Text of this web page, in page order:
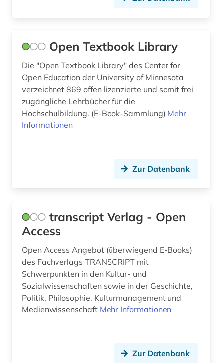
geschichtswissenschaft (4)
gesellschaft (2)
gesetzestexte (1)
gesundheitswesen (2)
gewalt (1)
gewalttätigkeit (1)
goethe, johann wolfgang von | schriftsteller;
publizist; politiker; jurist; naturwissenschaftler;
theaterintendant; maler; zeichner (1)
Open Textbook Library
Die "Open Textbook Library" des Center for
Open Education der University of Minnesota
verzeichnet 869 offen lizenzierte und somit frei
zugängliche Lehrbücher für die
Hochschulbildung. (E-Book-Sammlung) Mehr
Informationen
Zur Datenbank
transcript Verlag - Open
Access
Open Access Angebot (überwiegend E-Books)
des Fachverlags TRANSCRIPT mit
Schwerpunkten in den Kultur- und
Sozialwissenschaften sowie in der Geschichte,
Politik, Philosophie. Kulturmanagement und
Medienwissenschaft Mehr Informationen
Zur Datenbank